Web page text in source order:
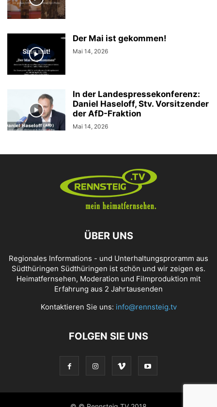
Der Mai ist gekommen!
Mai 14, 2026
In der Landespressekonferenz:
Daniel Haseloff, Stv. Vorsitzender
der AfD-Fraktion
Mai 14, 2026
ÜBER UNS
Regionales Informations - und Unterhaltungsproramm aus
Südthüringen Südthüringen ist schön und wir zeigen es.
Heimatfernsehen, Moderation und Filmproduktion mit
Erfahrung aus 2 Jahrtausenden
Kontaktieren Sie uns: info@rennsteig.tv
FOLGEN SIE UNS